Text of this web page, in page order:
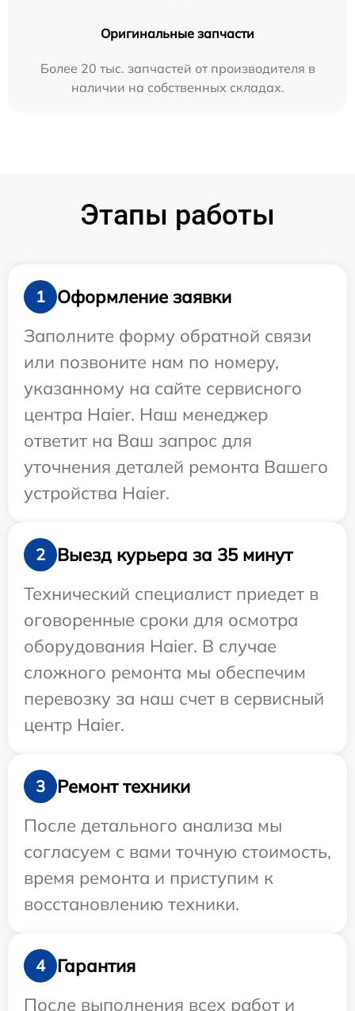
Оригинальные запчасти
Более 20 тыс. запчастей от производителя в
наличии на собственных складах.
Этапы работы
1
Оформление заявки
Заполните форму обратной связи
или позвоните нам по номеру,
указанному на сайте сервисного
центра Haier. Наш менеджер
ответит на Ваш запрос для
уточнения деталей ремонта Вашего
устройства Haier.
2
Выезд курьера за 35 минут
Технический специалист приедет в
оговоренные сроки для осмотра
оборудования Haier. В случае
сложного ремонта мы обеспечим
перевозку за наш счет в сервисный
центр Haier.
3
Ремонт техники
После детального анализа мы
согласуем с вами точную стоимость,
время ремонта и приступим к
восстановлению техники.
4
Гарантия
После выполнения всех работ и